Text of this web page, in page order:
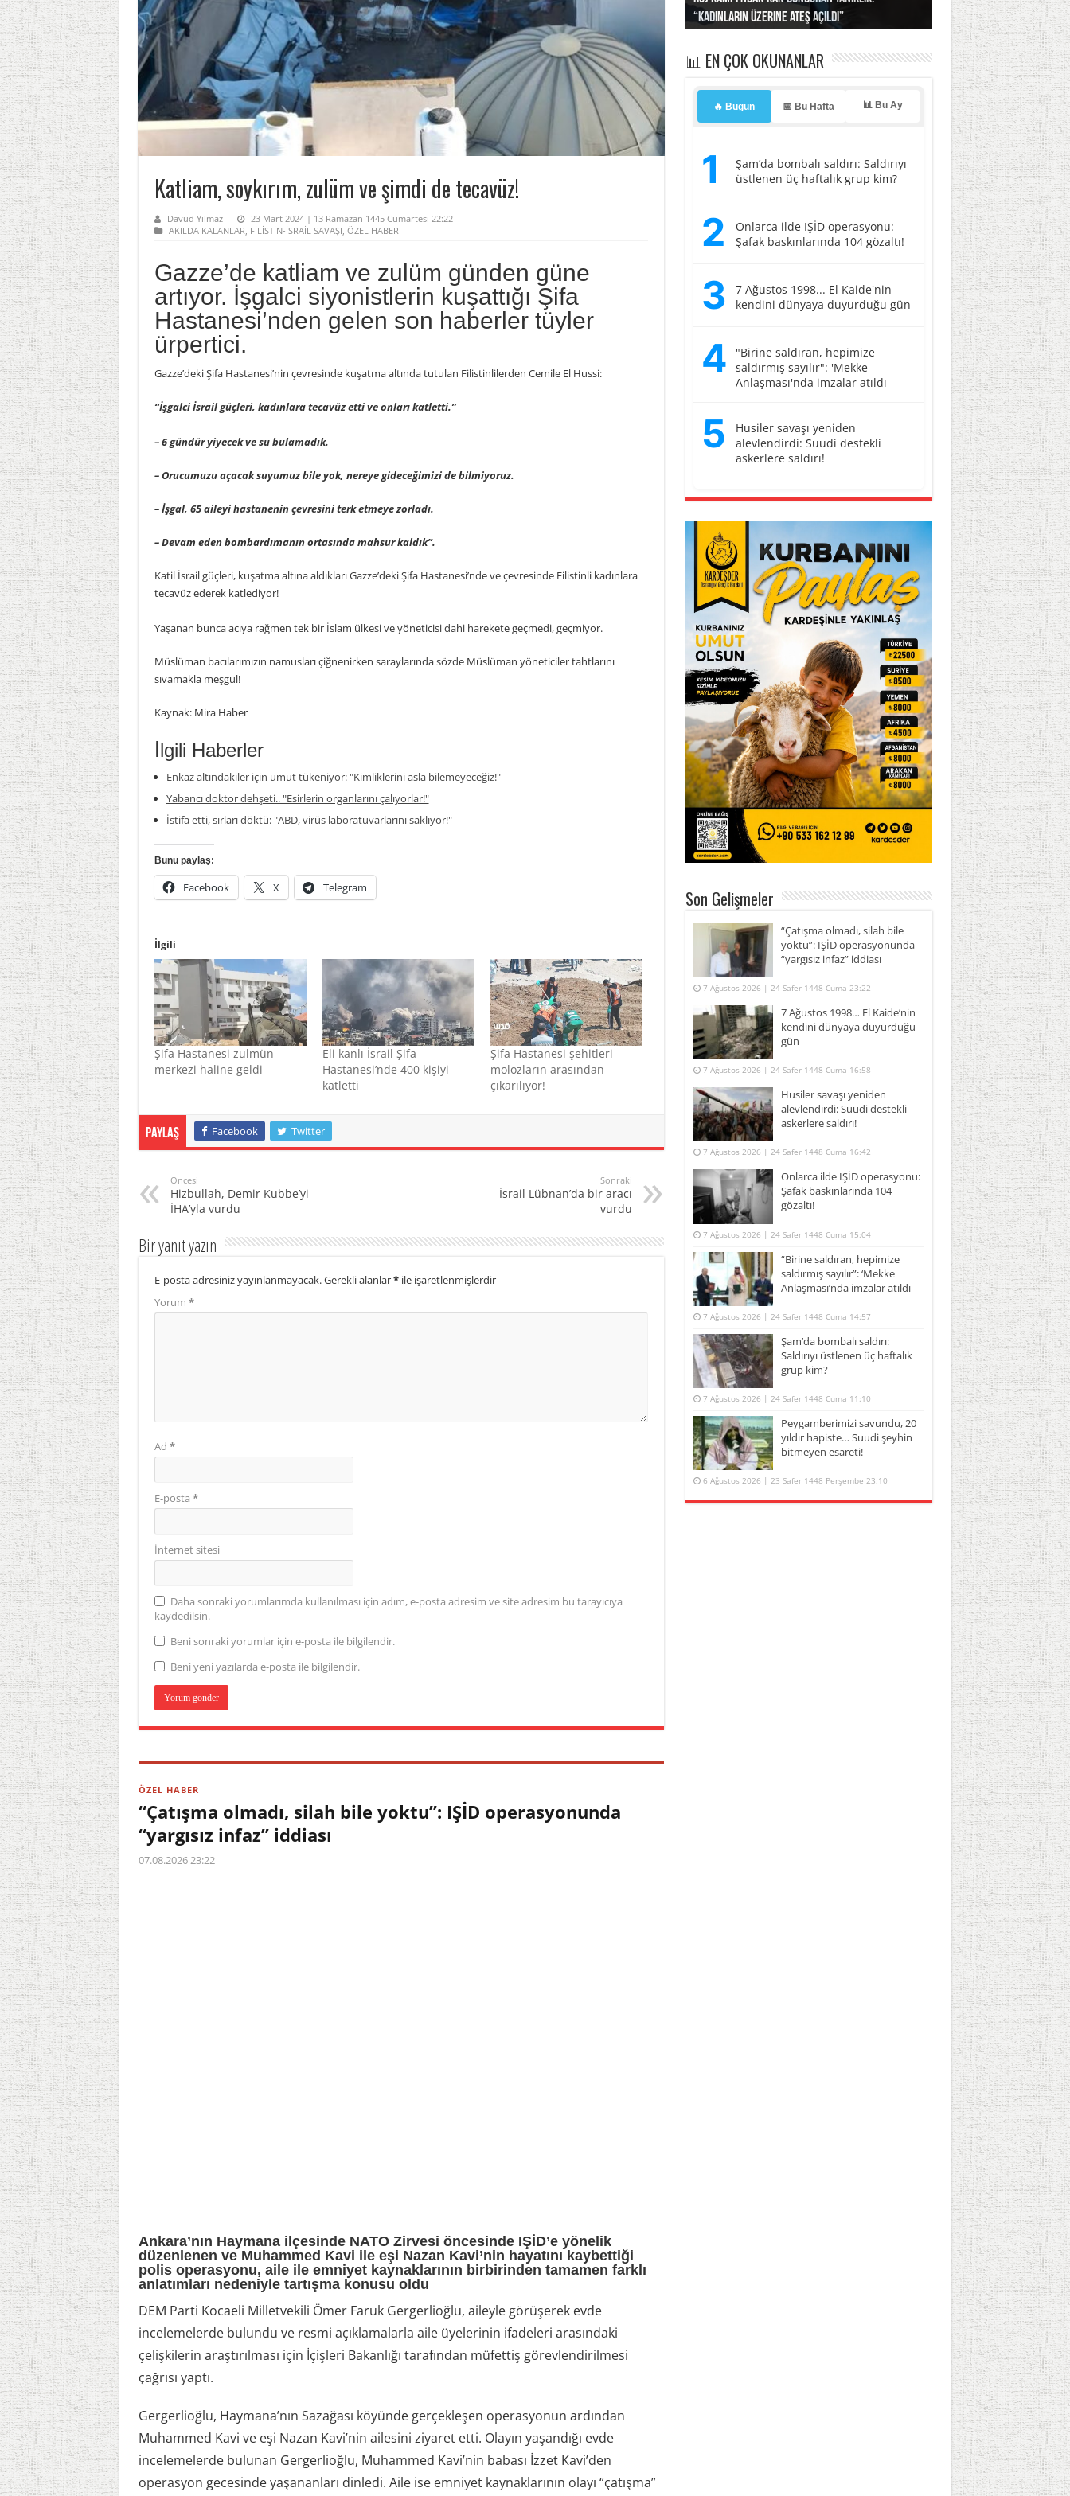
Katliam, soykırım, zulüm ve şimdi de tecavüz!
Davud Yılmaz
23 Mart 2024 | 13 Ramazan 1445 Cumartesi 22:22
AKILDA KALANLAR, FİLİSTİN-İSRAİL SAVAŞI, ÖZEL HABER
Gazze’de katliam ve zulüm günden güne
artıyor. İşgalci siyonistlerin kuşattığı Şifa
Hastanesi’nden gelen son haberler tüyler
ürpertici.
Gazze’deki Şifa Hastanesi’nin çevresinde kuşatma altında tutulan Filistinlilerden Cemile El Hussi:
“İşgalci İsrail güçleri, kadınlara tecavüz etti ve onları katletti.”
– 6 gündür yiyecek ve su bulamadık.
– Orucumuzu açacak suyumuz bile yok, nereye gideceğimizi de bilmiyoruz.
– İşgal, 65 aileyi hastanenin çevresini terk etmeye zorladı.
– Devam eden bombardımanın ortasında mahsur kaldık”.
Katil İsrail güçleri, kuşatma altına aldıkları Gazze’deki Şifa Hastanesi’nde ve çevresinde Filistinli kadınlara
tecavüz ederek katlediyor!
Yaşanan bunca acıya rağmen tek bir İslam ülkesi ve yöneticisi dahi harekete geçmedi, geçmiyor.
Müslüman bacılarımızın namusları çiğnenirken saraylarında sözde Müslüman yöneticiler tahtlarını
sıvamakla meşgul!
Kaynak: Mira Haber
İlgili Haberler
Enkaz altındakiler için umut tükeniyor: "Kimliklerini asla bilemeyeceğiz!"
Yabancı doktor dehşeti.. "Esirlerin organlarını çalıyorlar!"
İstifa etti, sırları döktü: "ABD, virüs laboratuvarlarını saklıyor!"
Bunu paylaş:
Facebook X Telegram
İlgili
Şifa Hastanesi zulmün
merkezi haline geldi
Eli kanlı İsrail Şifa
Hastanesi’nde 400 kişiyi
katletti
Şifa Hastanesi şehitleri
molozların arasından
çıkarılıyor!
Paylaş Facebook Twitter
Öncesi
Hizbullah, Demir Kubbe’yi
İHA’yla vurdu
Sonraki
İsrail Lübnan’da bir aracı
vurdu
Bir yanıt yazın
E-posta adresiniz yayınlanmayacak.Gerekli alanlar*ile işaretlenmişlerdir
Yorum *
Ad *
E-posta *
İnternet sitesi
Daha sonraki yorumlarımda kullanılması için adım, e-posta adresim ve site adresim bu tarayıcıya
kaydedilsin.
Beni sonraki yorumlar için e-posta ile bilgilendir.
Beni yeni yazılarda e-posta ile bilgilendir.
ÖZEL HABER
“Çatışma olmadı, silah bile yoktu”: IŞİD operasyonunda
“yargısız infaz” iddiası
07.08.2026 23:22
Ankara’nın Haymana ilçesinde NATO Zirvesi öncesinde IŞİD’e yönelik
düzenlenen ve Muhammed Kavi ile eşi Nazan Kavi’nin hayatını kaybettiği
polis operasyonu, aile ile emniyet kaynaklarının birbirinden tamamen farklı
anlatımları nedeniyle tartışma konusu oldu
DEM Parti Kocaeli Milletvekili Ömer Faruk Gergerlioğlu, aileyle görüşerek evde
incelemelerde bulundu ve resmi açıklamalarla aile üyelerinin ifadeleri arasındaki
çelişkilerin araştırılması için İçişleri Bakanlığı tarafından müfettiş görevlendirilmesi
çağrısı yaptı.
Gergerlioğlu, Haymana’nın Sazağası köyünde gerçekleşen operasyonun ardından
Muhammed Kavi ve eşi Nazan Kavi’nin ailesini ziyaret etti. Olayın yaşandığı evde
incelemelerde bulunan Gergerlioğlu, Muhammed Kavi’nin babası İzzet Kavi’den
operasyon gecesinde yaşananları dinledi. Aile ise emniyet kaynaklarının olayı “çatışma”
“Kadınların üzerine ateş açıldı”
Irak’a misilleme tehdidi!
yaptı… İsrail’in “timsah” planına fren!
kayıtlar başladı
basıldı, kabus yaşatıldı!
📊 EN ÇOK OKUNANLAR
🔥 Bugün 📅 Bu Hafta 📊 Bu Ay
1
Şam’da bombalı saldırı: Saldırıyı
üstlenen üç haftalık grup kim?
2
Onlarca ilde IŞİD operasyonu:
Şafak baskınlarında 104 gözaltı!
3
7 Ağustos 1998... El Kaide'nin
kendini dünyaya duyurduğu gün
4
"Birine saldıran, hepimize
saldırmış sayılır": 'Mekke
Anlaşması'nda imzalar atıldı
5
Husiler savaşı yeniden
alevlendirdi: Suudi destekli
askerlere saldırı!
Son Gelişmeler
“Çatışma olmadı, silah bile
yoktu”: IŞİD operasyonunda
“yargısız infaz” iddiası
7 Ağustos 2026 | 24 Safer 1448 Cuma 23:22
7 Ağustos 1998… El Kaide’nin
kendini dünyaya duyurduğu
gün
7 Ağustos 2026 | 24 Safer 1448 Cuma 16:58
Husiler savaşı yeniden
alevlendirdi: Suudi destekli
askerlere saldırı!
7 Ağustos 2026 | 24 Safer 1448 Cuma 16:42
Onlarca ilde IŞİD operasyonu:
Şafak baskınlarında 104
gözaltı!
7 Ağustos 2026 | 24 Safer 1448 Cuma 15:04
“Birine saldıran, hepimize
saldırmış sayılır”: ‘Mekke
Anlaşması’nda imzalar atıldı
7 Ağustos 2026 | 24 Safer 1448 Cuma 14:57
Şam’da bombalı saldırı:
Saldırıyı üstlenen üç haftalık
grup kim?
7 Ağustos 2026 | 24 Safer 1448 Cuma 11:10
Peygamberimizi savundu, 20
yıldır hapiste… Suudi şeyhin
bitmeyen esareti!
6 Ağustos 2026 | 23 Safer 1448 Perşembe 23:10